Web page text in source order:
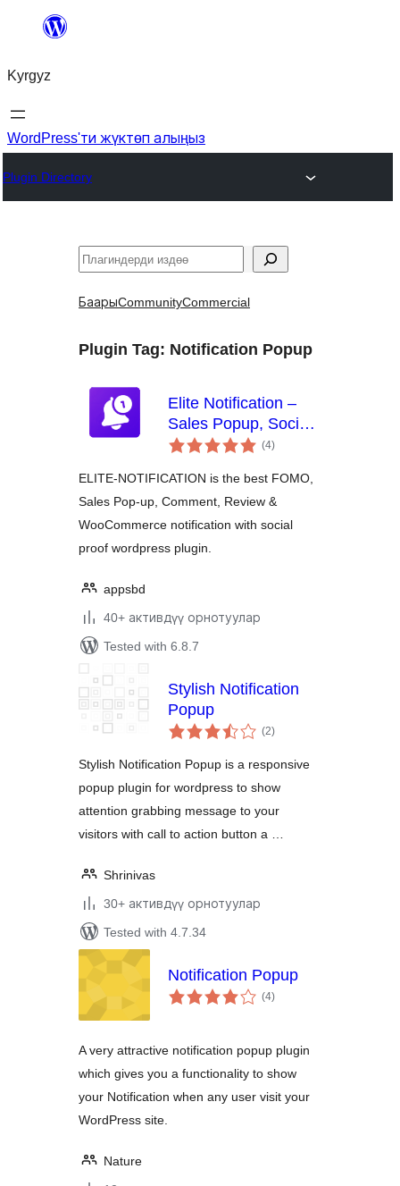
Мазмунга
Kyrgyz
WordPress'ти жүктөп алыңыз
Plugin Directory
Издөө
БаарыCommunityCommercial
Plugin Tag: Notification Popup
Elite Notification –
Sales Popup, Social
Proof, FOMO
WooCommerce
(4total
ratings
)
ELITE-NOTIFICATION is the best FOMO,
Sales Pop-up, Comment, Review &
WooCommerce notification with social
proof wordpress plugin.
appsbd
40+ активдүү орнотуулар
Tested with 6.8.7
Stylish Notification
Popup
(2total
ratings
)
Stylish Notification Popup is a responsive
popup plugin for wordpress to show
attention grabbing message to your
visitors with call to action button a …
Shrinivas
30+ активдүү орнотуулар
Tested with 4.7.34
Notification Popup
(4total
ratings
)
A very attractive notification popup plugin
which gives you a functionality to show
your Notification when any user visit your
WordPress site.
Nature